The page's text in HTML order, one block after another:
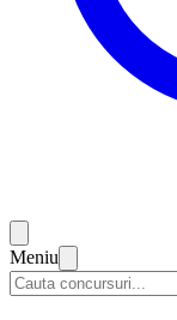
Meniu